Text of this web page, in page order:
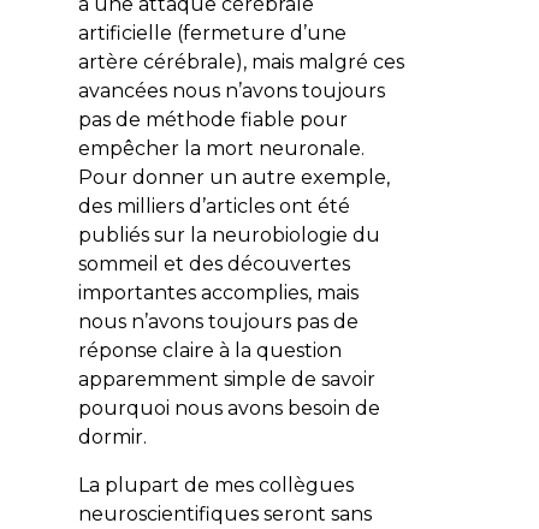
artificielle (fermeture d’une
artère cérébrale), mais malgré ces
avancées nous n’avons toujours
pas de méthode fiable pour
empêcher la mort neuronale.
Pour donner un autre exemple,
des milliers d’articles ont été
publiés sur la neurobiologie du
sommeil et des découvertes
importantes accomplies, mais
nous n’avons toujours pas de
réponse claire à la question
apparemment simple de savoir
pourquoi nous avons besoin de
dormir.
La plupart de mes collègues
neuroscientifiques seront sans